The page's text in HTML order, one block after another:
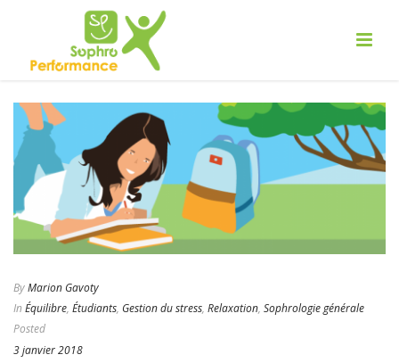
ByMarion Gavoty
In Équilibre, Étudiants, Gestion du stress, Relaxation, Sophrologie générale
Posted
3 janvier 2018